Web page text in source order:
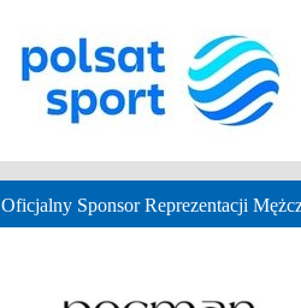
Oficjalny Sponsor Reprezentacji